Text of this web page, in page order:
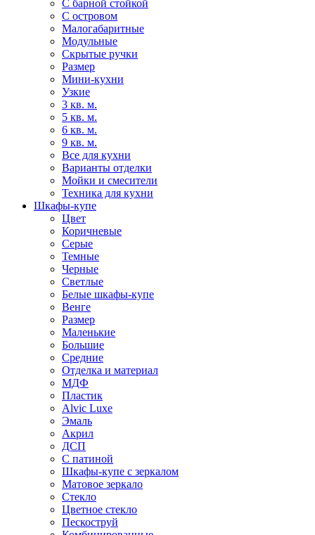
С барной стойкой
С островом
Малогабаритные
Модульные
Скрытые ручки
Размер
Мини-кухни
Узкие
3 кв. м.
5 кв. м.
6 кв. м.
9 кв. м.
Все для кухни
Варианты отделки
Мойки и смесители
Техника для кухни
Шкафы-купе
Цвет
Коричневые
Серые
Темные
Черные
Светлые
Белые шкафы-купе
Венге
Размер
Маленькие
Большие
Средние
Отделка и материал
МДФ
Пластик
Alvic Luxe
Эмаль
Акрил
ДСП
С патиной
Шкафы-купе с зеркалом
Матовое зеркало
Стекло
Цветное стекло
Пескоструй